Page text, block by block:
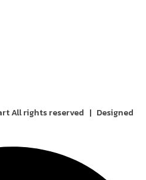
All rights reserved | Designed